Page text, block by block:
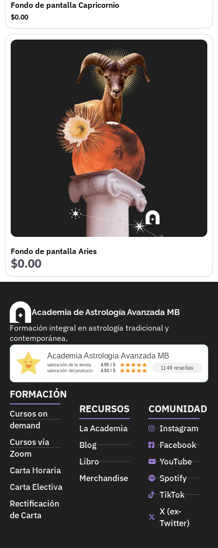
Fondo de pantalla Capricornio
$0.00
Fondo de pantalla Aries
$0.00
Academia de Astrología Avanzada MB
Formación integral en astrología tradicional y
contemporánea.
Academia Astrologia Avanzada MB
valoración de la tienda 4.95 / 5
valoración del producto 4.93 / 5 1149 reseñas
FORMACIÓN
Cursos on
demand
Cursos vía
Zoom
Carta Horaria
Carta Electiva
Rectificación
de Carta
RECURSOS
La Academia
Blog
Libro
Merchandise
COMUNIDAD
Instagram
Facebook
YouTube
Spotify
TikTok
X (ex-
Twitter)